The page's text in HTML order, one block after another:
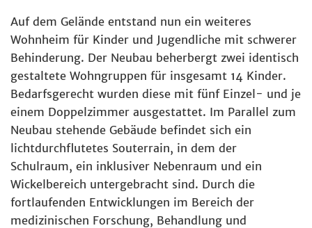
Auf dem Gelände entstand nun ein weiteres
Wohnheim für Kinder und Jugendliche mit schwerer
Behinderung. Der Neubau beherbergt zwei identisch
gestaltete Wohngruppen für insgesamt 14 Kinder.
Bedarfsgerecht wurden diese mit fünf Einzel- und je
einem Doppelzimmer ausgestattet. Im Parallel zum
Neubau stehende Gebäude befindet sich ein
lichtdurchflutetes Souterrain, in dem der
Schulraum, ein inklusiver Nebenraum und ein
Wickelbereich untergebracht sind. Durch die
fortlaufenden Entwicklungen im Bereich der
medizinischen Forschung, Behandlung und